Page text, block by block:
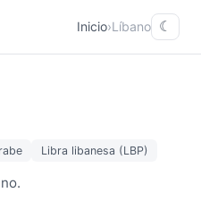
Inicio›Líbano ☾
Libra libanesa (LBP)